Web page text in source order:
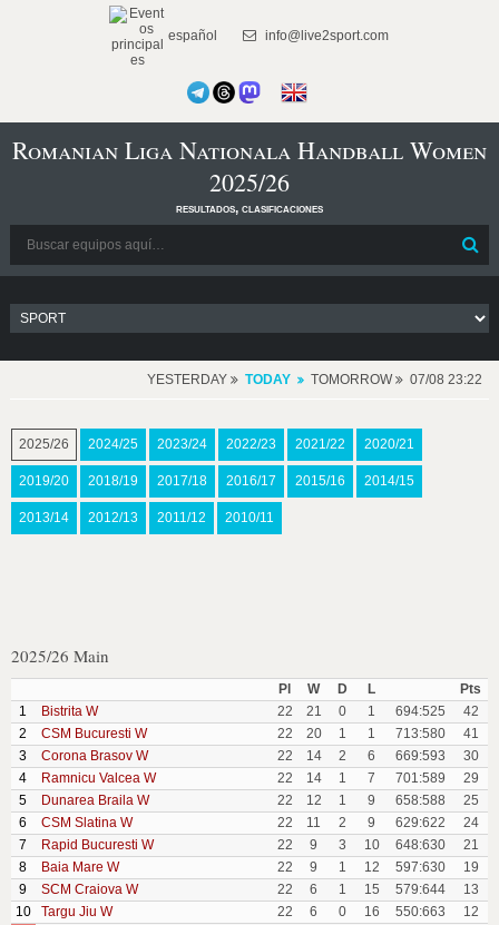
español info@live2sport.com
Romanian Liga Nationala Handball Women
2025/26
resultados, clasificaciones
YESTERDAY TODAY TOMORROW 07/08 23:22
2025/26 2024/25 2023/24 2022/23 2021/22 2020/21
2019/20 2018/19 2017/18 2016/17 2015/16 2014/15
2013/14 2012/13 2011/12 2010/11
2025/26 Main
Pl W D L
Pts
1
Bistrita W 22 21 0 1 694:525
42
2
CSM Bucuresti W 22 20 1 1 713:580
41
3
Corona Brasov W 22 14 2 6 669:593
30
4
Ramnicu Valcea W 22 14 1 7 701:589
29
5
Dunarea Braila W 22 12 1 9 658:588
25
6
CSM Slatina W 22 11 2 9 629:622
24
7
Rapid Bucuresti W 22 9 3 10 648:630
21
8
Baia Mare W 22 9 1 12 597:630
19
9
SCM Craiova W 22 6 1 15 579:644
13
10
Targu Jiu W 22 6 0 16 550:663
12